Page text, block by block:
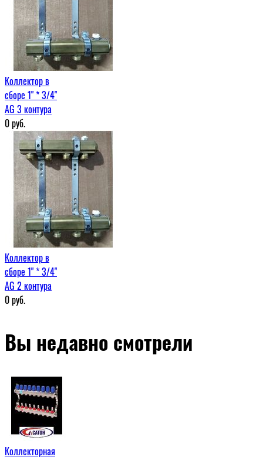
Коллектор в
сборе 1" * 3/4"
AG 3 контура
0руб.
Коллектор в
сборе 1" * 3/4"
AG 2 контура
0руб.
Вы недавно смотрели
Коллекторная